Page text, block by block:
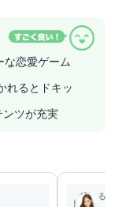
な恋愛ゲーム
れるとドキッ
ンツが充実
るな